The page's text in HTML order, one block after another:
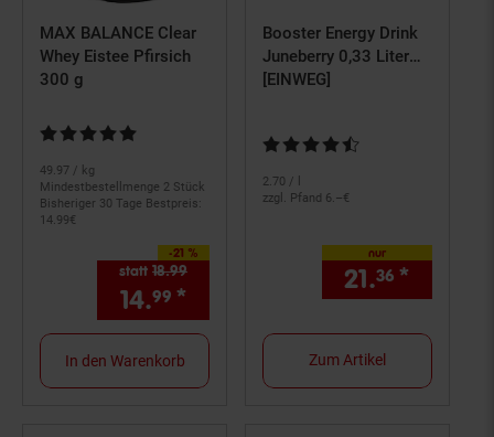
MAX BALANCE Clear
Whey Eistee Pfirsich
300 g
Kundenbewertung: 5 von 5 Sternen
49.97 / kg
Mindestbestellmenge 2 Stück
Bisheriger 30 Tage Bestpreis:
14.99€
-21 %
Sie Sparen 21 Prozent,
statt 18.99
14.99 * Aktueller Preis: 14,99€
In den Warenkorb
Booster Energy Drink
Juneberry 0,33 Liter
Dose, 24er Pack
[EINWEG]
Kundenbewertung: 4,69 von 5
2.70 / l
zzgl. Pfand 6.–€
nur
21.36 *
Zum Artikel